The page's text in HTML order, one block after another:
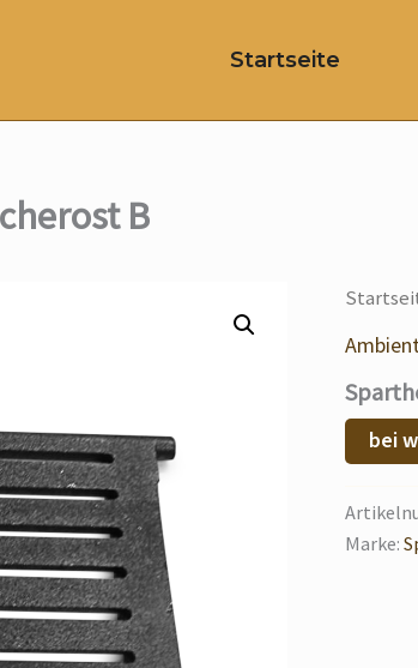
Startseite
B
bei
Marke: